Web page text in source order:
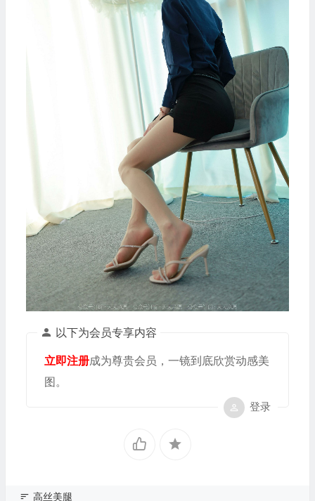
以下为会员专享内容
立即注册成为尊贵会员，一镜到底欣赏动感美
图。
登录
高丝美腿